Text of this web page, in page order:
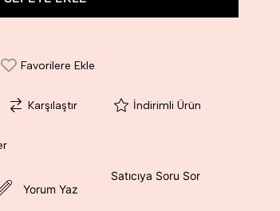
Favorilere Ekle
Karşılaştır İndirimli Ürün
Yorum Yaz
Satıcıya Soru Sor